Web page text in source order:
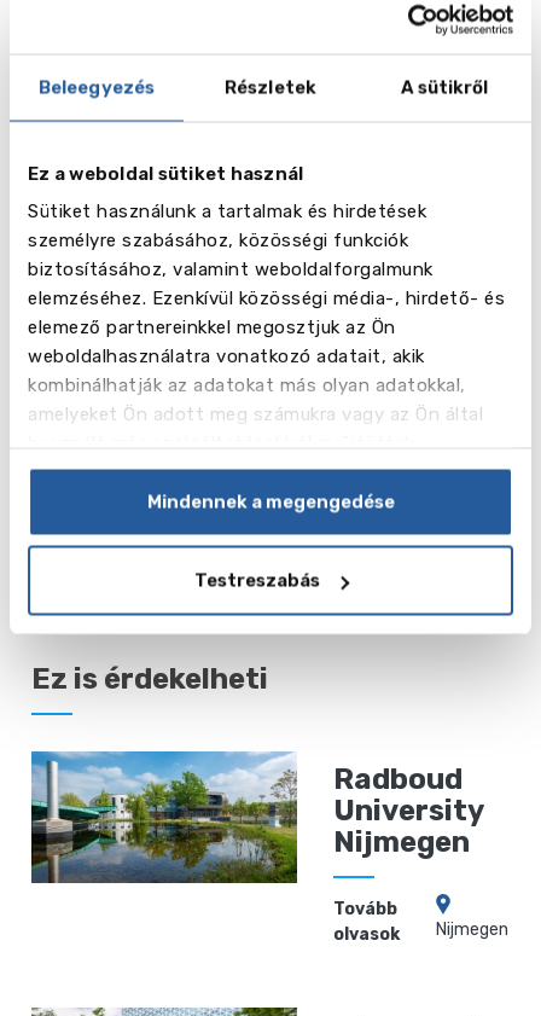
Beleegyezés Részletek A sütikről
Ez a weboldal sütiket használ
Sütiket használunk a tartalmak és hirdetések
személyre szabásához, közösségi funkciók
biztosításához, valamint weboldalforgalmunk
elemzéséhez. Ezenkívül közösségi média-, hirdető- és
elemező partnereinkkel megosztjuk az Ön
weboldalhasználatra vonatkozó adatait, akik
kombinálhatják az adatokat más olyan adatokkal,
amelyeket Ön adott meg számukra vagy az Ön által
Mindennek a megengedése
Testreszabás
7
Videó
Ez is érdekelheti
Radboud
University
Nijmegen
Tovább
olvasok
Nijmegen